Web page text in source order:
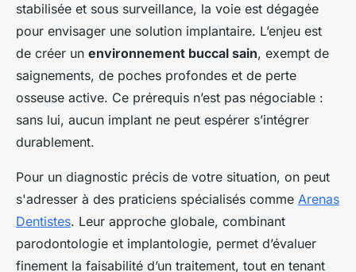
stabilisée et sous surveillance, la voie est dégagée
pour envisager une solution implantaire. L’enjeu est
de créer un environnement buccal sain, exempt de
saignements, de poches profondes et de perte
osseuse active. Ce prérequis n’est pas négociable :
sans lui, aucun implant ne peut espérer s’intégrer
durablement.
Pour un diagnostic précis de votre situation, on peut
s'adresser à des praticiens spécialisés comme Arenas
Dentistes. Leur approche globale, combinant
parodontologie et implantologie, permet d’évaluer
finement la faisabilité d’un traitement, tout en tenant